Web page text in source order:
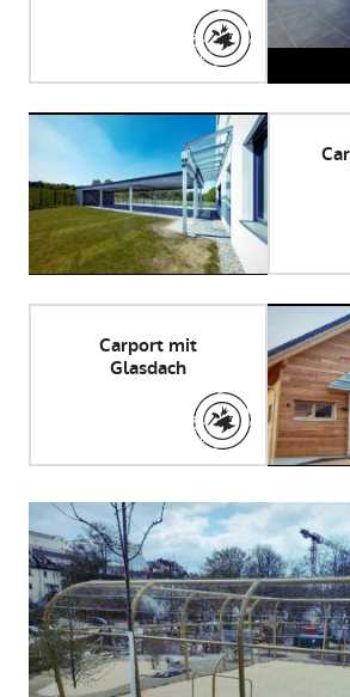
Carport mit
Glasdach